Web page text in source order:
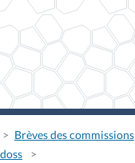
Brèves des commissions